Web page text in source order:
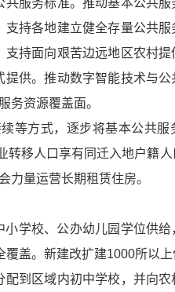
服务标准。推动基本公共
持各地建立健全存量公共
持面向艰苦边远地区农村
供。推动数字智能技术与公
务资源覆盖面。
等方式，逐步将基本公共服
转移人口享有同迁入地户籍
力量运营长期租赁住房。
学校、公办幼儿园学位供
盖。新建改扩建1000所以
到区域内初中学校，并向